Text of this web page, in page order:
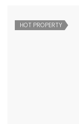
HOT PROPERTY